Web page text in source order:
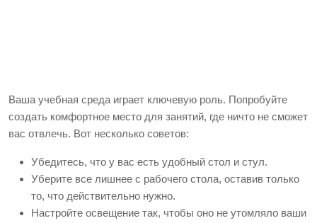
Ваша учебная среда играет ключевую роль. Попробуйте
создать комфортное место для занятий, где ничто не сможет
вас отвлечь. Вот несколько советов:
Убедитесь, что у вас есть удобный стол и стул.
Уберите все лишнее с рабочего стола, оставив только
то, что действительно нужно.
Настройте освещение так, чтобы оно не утомляло ваши